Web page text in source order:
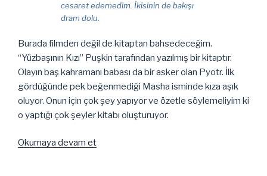
cesaret edemedim. İkisinin de bakışı
dram dolu.
Burada filmden değil de kitaptan bahsedeceğim.
“Yüzbaşının Kızı” Puşkin tarafından yazılmış bir kitaptır.
Olayın baş kahramanı babası da bir asker olan Pyotr. İlk
gördüğünde pek beğenmediği Masha isminde kıza aşık
oluyor. Onun için çok şey yapıyor ve özetle söylemeliyim ki
o yaptığı çok şeyler kitabı oluşturuyor.
Okumaya devam et“Yüzbaşının